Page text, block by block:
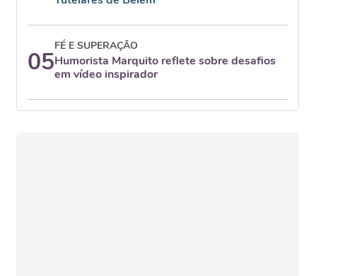
05
FÉ E SUPERAÇÃO
Humorista Marquito reflete sobre desafios
em vídeo inspirador